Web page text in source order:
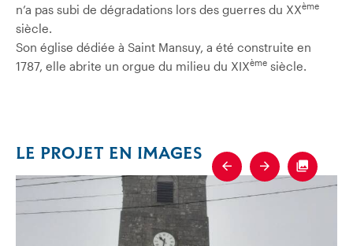
n’a pas subi de dégradations lors des guerres du XXème
siècle.
Son église dédiée à Saint Mansuy, a été construite en
1787, elle abrite un orgue du milieu du XIXème siècle.
LE PROJET EN IMAGES
Previous
Next